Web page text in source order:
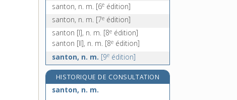
e
santon, n. m. [6e édition]
santon, n. m. [7e édition]
santon [I], n. m. [8e édition]
santon [II], n. m. [8e édition]
santon, n. m. [9e édition]
HISTORIQUE DE CONSULTATION
santon, n. m.